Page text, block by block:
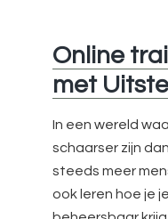
Online
met
In een wereld
schaarser zijn
steeds meer
ook leren hoe je